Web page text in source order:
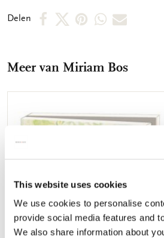
This website uses cookies
We use cookies to personalise
provide social media features and
We also share information about
Delen
DeelDeelDeelDeelDeel
mail
Meer van Miriam Bos